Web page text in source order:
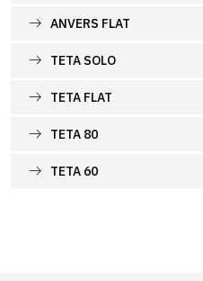
ANVERS FLAT
TETA SOLO
TETA FLAT
TETA 80
TETA 60